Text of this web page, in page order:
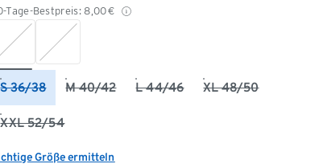
Tage-Bestpreis: 8,00€
S 36/38 M 40/42 L 44/46 XL 48/50
XXL 52/54
Größe ermitteln